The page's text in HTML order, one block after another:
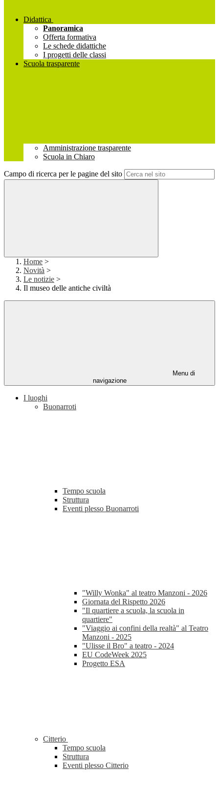
Didattica
Panoramica
Offerta formativa
Le schede didattiche
I progetti delle classi
Scuola trasparente
Amministrazione trasparente
Scuola in Chiaro
Campo di ricerca per le pagine del sito
Home >
Novità >
Le notizie >
Il museo delle antiche civiltà
Menu di
navigazione
I luoghi
Buonarroti
Tempo scuola
Struttura
Eventi plesso Buonarroti
"Willy Wonka" al teatro Manzoni - 2026
Giornata del Rispetto 2026
"Il quartiere a scuola, la scuola in
quartiere"
"Viaggio ai confini della realtà" al Teatro
Manzoni - 2025
"Ulisse il Bro" a teatro - 2024
EU CodeWeek 2025
Progetto ESA
Citterio
Tempo scuola
Struttura
Eventi plesso Citterio